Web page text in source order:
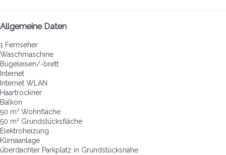
Allgemeine Daten
1 Fernseher
Waschmaschine
Bügeleisen/-brett
Internet
Internet WLAN
Haartrockner
Balkon
50 m² Wohnfläche
50 m² Grundstücksfläche
Elektroheizung
Klimaanlage
überdachter Parkplatz in Grundstücksnähe